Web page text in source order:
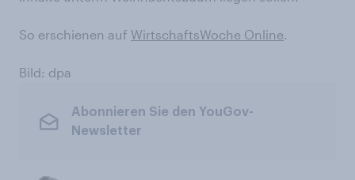
So erschienen auf WirtschaftsWoche Online.
Bild: dpa
Abonnieren Sie den YouGov-
Newsletter